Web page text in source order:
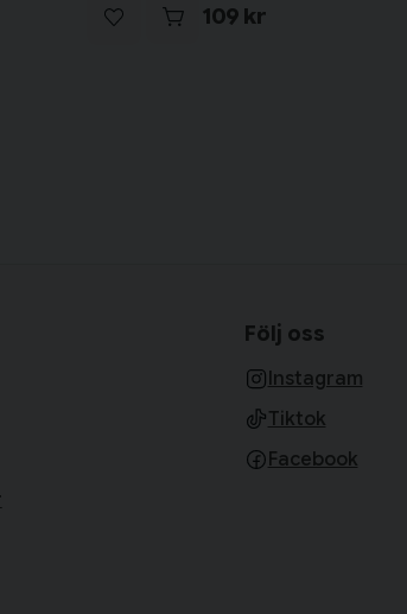
109 kr
Följ oss
Instagram
Tiktok
Facebook